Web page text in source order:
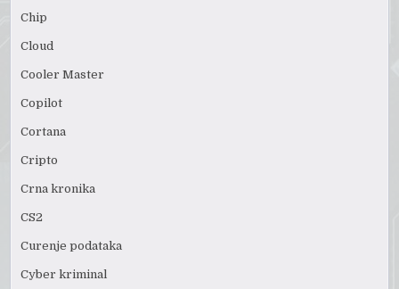
Chip
Cloud
Cooler Master
Copilot
Cortana
Cripto
Crna kronika
CS2
Curenje podataka
Cyber kriminal